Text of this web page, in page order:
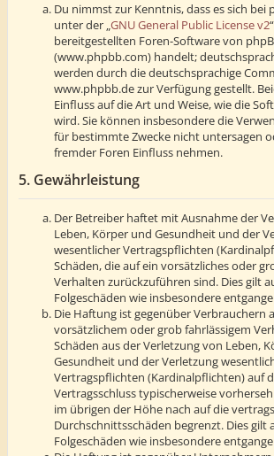
Du nimmst zur Kenntnis, dass es sich bei
unter der „GNU General Public License v2
bereitgestellten Foren-Software von
(www.phpbb.com) handelt;
werden durch die deutschsprachige
www.phpbb.de zur Verfügung gestellt.
Einfluss auf die Art und Weise, wie die
wird. Sie können insbesondere die
für bestimmte Zwecke nicht untersagen
fremder Foren Einfluss nehmen.
5. Gewährleistung
Der Betreiber haftet mit Ausnahme der
Leben, Körper und Gesundheit und der
wesentlicher Vertragspflichten
Schäden, die auf ein vorsätzliches oder
Verhalten zurückzuführen sind. Dies gilt
Folgeschäden wie insbesondere
Die Haftung ist gegenüber Verbrauchern
vorsätzlichem oder grob fahrlässigem
Schäden aus der Verletzung von Leben,
Gesundheit und der Verletzung
Vertragspflichten (Kardinalpflichten) auf
Vertragsschluss typischerweise
im übrigen der Höhe nach auf die
Durchschnittsschäden begrenzt. Dies gilt
Folgeschäden wie insbesondere